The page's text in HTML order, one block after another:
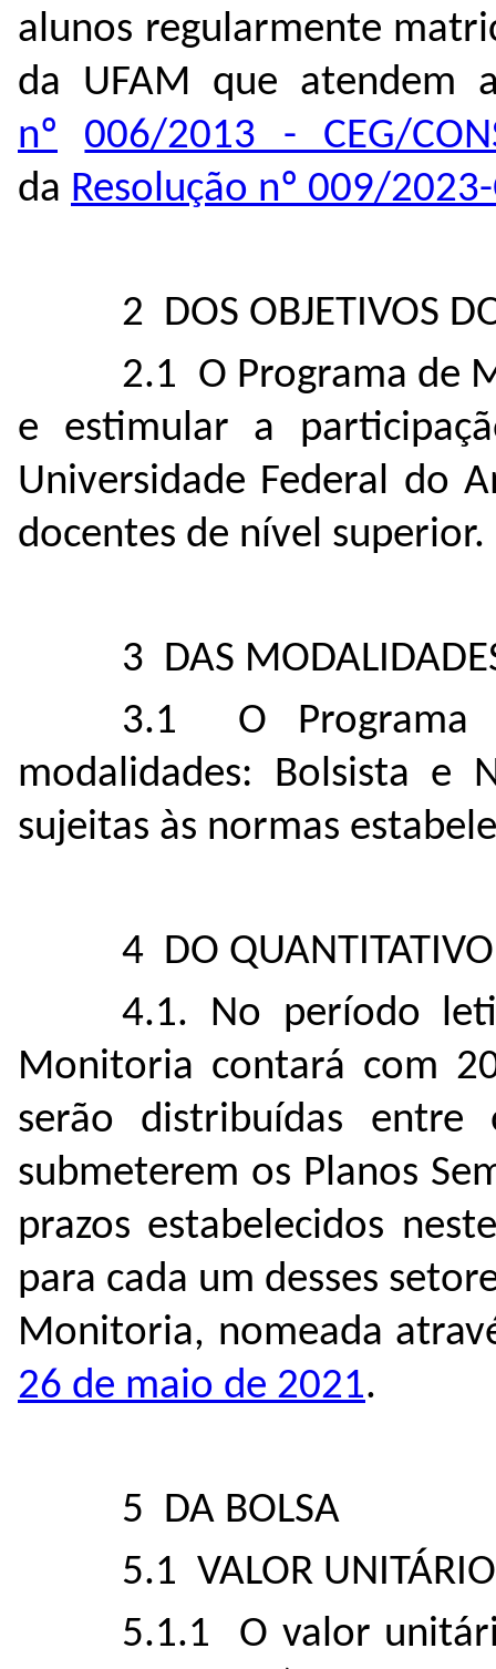
alunos regularmente
da UFAM que
nº
006/2013 - CEG/
da Resolução nº 009/2023-
2 DOS OBJETIVOS
2.1 O Programa de
e estimular a
Universidade Federal do
docentes de nível superior.
3 DAS
3.1 O Programa
modalidades: Bolsista e
sujeitas às normas
4 DO QUANTITATIVO
4.1. No período
Monitoria contará com
serão distribuídas entre
submeterem os Planos
prazos estabelecidos
para cada um desses
Monitoria, nomeada
26 de maio de 2021.
5 DA BOLSA
5.1 VALOR UNITÁRIO
5.1.1 O valor